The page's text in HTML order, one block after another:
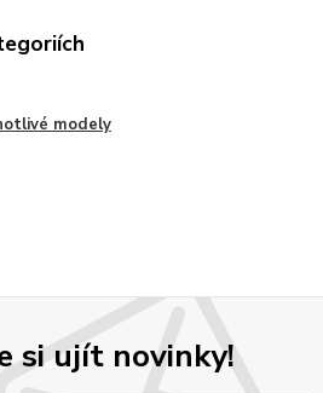
modely
si ujít novinky!